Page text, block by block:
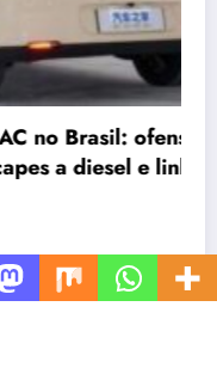
Brasil: ofensiva
diesel e linha